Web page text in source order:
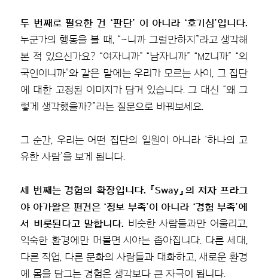
두 번째로 필요한 건 ‘판단’ 이 아니라 ‘호기심’입니다.
누군가의 행동을 볼 때, “~니까 그럴만하지”라고 생각해
본 적 있으신가요? “여자니까” “남자니까” “MZ니까” “외
국인이니까”와 같은 말에는 우리가 모르는 사이, 그 집단
에 대한 고정된 이미지가 담겨 있습니다. 그 대신 “왜 그
렇게 생각했을까?”라는 질문으로 바꿔보세요.
그 순간, 우리는 어떤 집단의 일원이 아니라 ‘하나의 고
유한 사람’을 보게 됩니다.
세 번째는 경험의 확장입니다. 『Sway』의 저자 프라그
야 아가왈은 편견은 ‘정보 부족’이 아니라 ‘경험 부족’에
서 비롯된다고 말합니다. 비슷한 사람들과만 어울리고,
익숙한 환경에만 머물면 시야는 좁아집니다. 다른 세대,
다른 직업, 다른 문화의 사람들과 대화하고, 새로운 환경
에 몸을 담그는 경험은 생각보다 큰 자극이 됩니다.